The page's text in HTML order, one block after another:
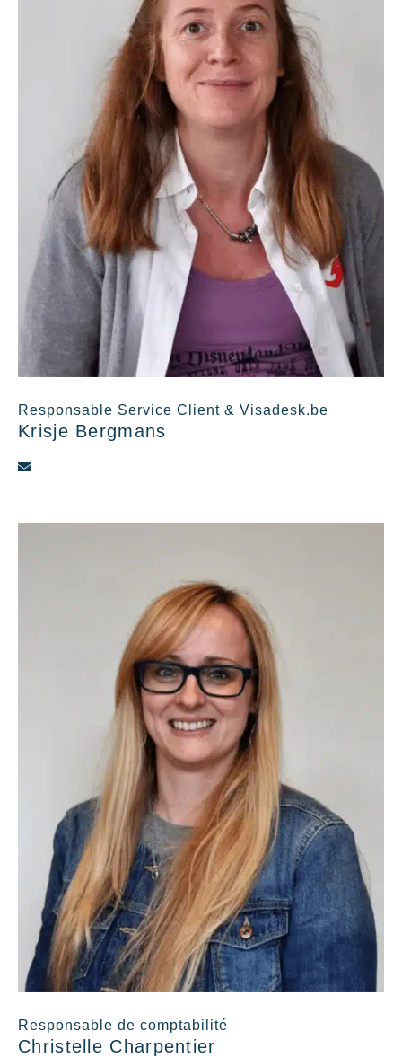
Responsable Service Client & Visadesk.be
Krisje Bergmans
Responsable de comptabilité
Christelle Charpentier